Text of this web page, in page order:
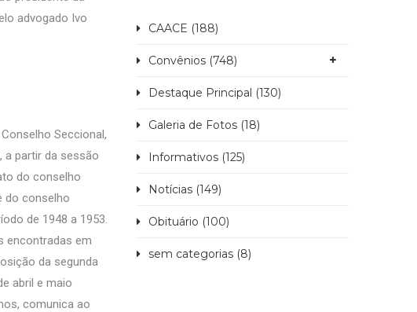
advogado Ivo
Seccional,
a partir da sessão
do conselho
do conselho
de 1948 a 1953.
encontradas em
da segunda
abril e maio
comunica ao
CAACE (188)
Convênios (748)
Destaque Principal (130)
Galeria de Fotos (18)
Informativos (125)
Notícias (149)
Obituário (100)
sem categorias (8)